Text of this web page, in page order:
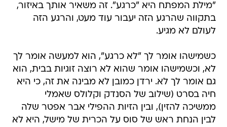
"מילת המפתח היא "כרגע". זה משאיר אותך באיזור,
בתקווה שהרגע הזה יעבור עוד מעט, והרגע הזה
לעולם לא מגיע.
כשמישהו אומר לך "לא כרגע", הוא למעשה אומר לך
לא, וכשמישהו אומר שהוא לא רוצה זוגיות בבית, הוא
גם אומר לך לא. ירדן כמובן לא מבינה את זה, כי היא
חיה בסרט (שילוב של הסנדק וקלולס שאמלי
ממשיכה להזין), ובין הזיות ההפילי אבר אפטר שלה
לבין הנחת ראש של סוס על הכרית של מישל, היא לא